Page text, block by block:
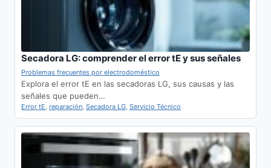
Secadora LG: comprender el error tE y sus señales
Problemas frecuentes por electrodoméstico
Explora el error tE en las secadoras LG, sus causas y las
señales que pueden…
Error tE, reparación, Secadora LG, Servicio Técnico